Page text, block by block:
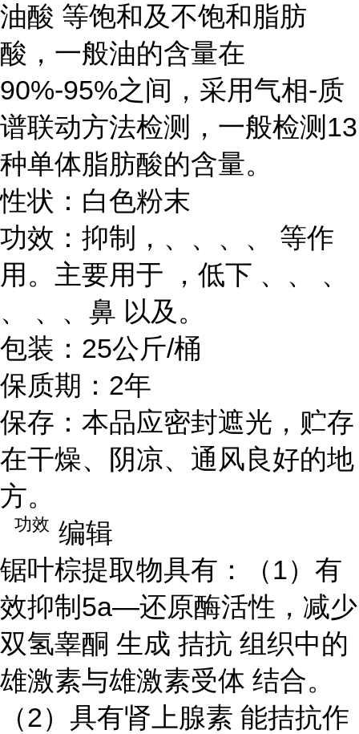
油酸 等饱和及不饱和脂肪
酸，一般油的含量在
90%-95%之间，采用气相-质
谱联动方法检测，一般检测13
种单体脂肪酸的含量。
性状：白色粉末
功效：抑制，、、、、 等作
用。主要用于 ，低下 、、 、
、 、、鼻 以及。
包装：25公斤/桶
保质期：2年
保存：本品应密封遮光，贮存
在干燥、阴凉、通风良好的地
方。
功效 编辑
锯叶棕提取物具有：（1）有
效抑制5a—还原酶活性，减少
双氢睾酮 生成 拮抗 组织中的
雄激素与雄激素受体 结合。
（2）具有肾上腺素 能拮抗作